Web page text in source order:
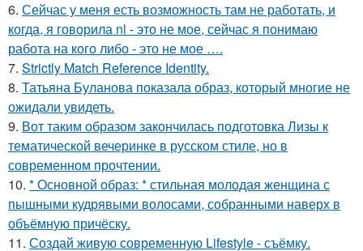
6. Сейчас у меня есть возможность там не работать, и
когда, я говорила nl - это не мое, сейчас я понимаю
работа на кого либо - это не мое ….
7. Strictly Match Reference Identity.
8. Татьяна Буланова показала образ, который многие не
ожидали увидеть.
9. Вот таким образом закончилась подготовка Лизы к
тематической вечеринке в русском стиле, но в
современном прочтении.
10. * Основной образ: * стильная молодая женщина с
пышными кудрявыми волосами, собранными наверх в
объёмную причёску.
11. Создай живую современную Lifestyle - съёмку.